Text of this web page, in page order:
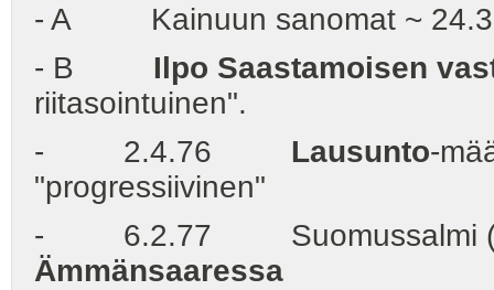
- A Kainuun sanomat ~
- B Ilpo Saastamoisen
riitasointuinen".
- 2.4.76 Lausunto-
"progressiivinen"
- 6.2.77 Suomussalmi
Ämmänsaaressa